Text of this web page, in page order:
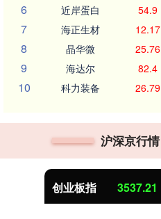
6 近岸蛋白 54.9
7 海正生材 12.17
8 晶华微 25.76
9 海达尔 82.4
10 科力装备 26.79
沪深京行
创业板指 3537.21